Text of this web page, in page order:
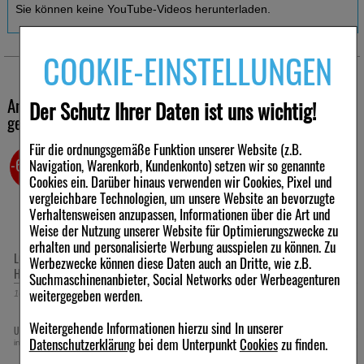
COOKIE-EINSTELLUNGEN
Der Schutz Ihrer Daten ist uns wichtig!
Für die ordnungsgemäße Funktion unserer Website (z.B.
Navigation, Warenkorb, Kundenkonto) setzen wir so genannte
Cookies ein. Darüber hinaus verwenden wir Cookies, Pixel und
vergleichbare Technologien, um unsere Website an bevorzugte
Verhaltensweisen anzupassen, Informationen über die Art und
Weise der Nutzung unserer Website für Optimierungszwecke zu
erhalten und personalisierte Werbung ausspielen zu können. Zu
Werbezwecke können diese Daten auch an Dritte, wie z.B.
Suchmaschinenanbieter, Social Networks oder Werbeagenturen
weitergegeben werden.
Weitergehende Informationen hierzu sind In unserer
Datenschutzerklärungbei dem UnterpunktCookieszu finden.
Sie können keine YouTube-Videos herunterladen.
Andere Kunden haben ebenfalls folgende Produkte
gekauft
LOPERAMID akut-1A Pharma
Hartkapseln
10 St Hartkapseln
1,39 €
UVP: 3,93 €³
inkl. MwSt zzgl.Versand
-64,5%
Loperamid AL akut bei akutem
Durchfall
1,69 €
Statt: 3,93 €²
inkl. MwSt zzgl.Versand
-57%